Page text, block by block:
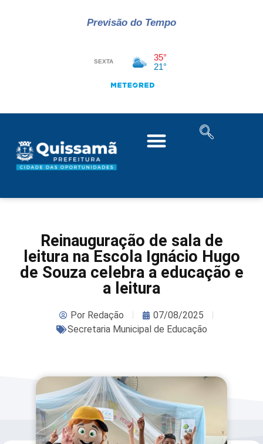
Previsão do Tempo
Reinauguração de sala de
leitura na Escola Ignácio Hugo
de Souza celebra a educação e
a leitura
PorRedação
07/08/2025
Secretaria Municipal de Educação